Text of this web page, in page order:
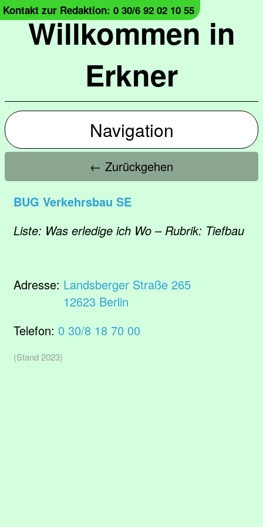
Willkommen in
Erkner
Kontakt zur Redaktion: 0 30/6 92 02 10 55
Navigation
← Zurückgehen
BUG Verkehrsbau SE
Liste: Was erledige ich Wo – Rubrik: Tiefbau
Adresse: Landsberger Straße 265
12623 Berlin
Telefon: 0 30/8 18 70 00
(Stand 2023)